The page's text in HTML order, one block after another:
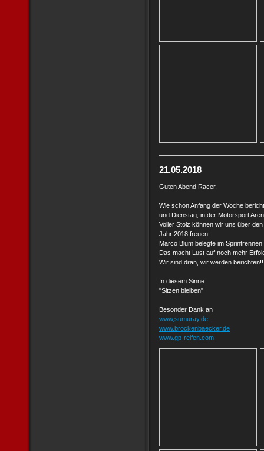
21.05.2018
Guten Abend Racer.
Wie schon Anfang der Woche
und Dienstag, in der Motorsport
Voller Stolz können wir uns über
Jahr 2018 freuen.
Marco Blum belegte im
Das macht Lust auf noch mehr
Wir sind dran, wir werden
In diesem Sinne
"Sitzen bleiben"
Besonder Dank an
www,sumuray.de
www.brockenbaecker.de
www.gp-reifen.com